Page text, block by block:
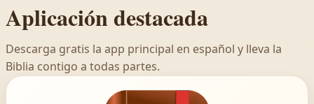
Aplicación destacada
Descarga gratis la app principal en español y lleva la
Biblia contigo a todas partes.